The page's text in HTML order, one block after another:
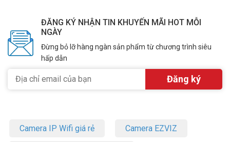
ĐĂNG KÝ NHẬN TIN KHUYẾN MÃI HOT MỖI
NGÀY
Đừng bỏ lỡ hàng ngàn sản phẩm từ chương trình siêu
hấp dẫn
Camera IP Wifi giá rẻ Camera EZVIZ